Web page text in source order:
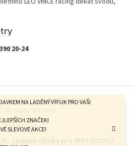
NA LADĚNÝ VÝFUK PRO VAŠI
ZNAČEK!
SLEVOVÉ AKCE!
20-24